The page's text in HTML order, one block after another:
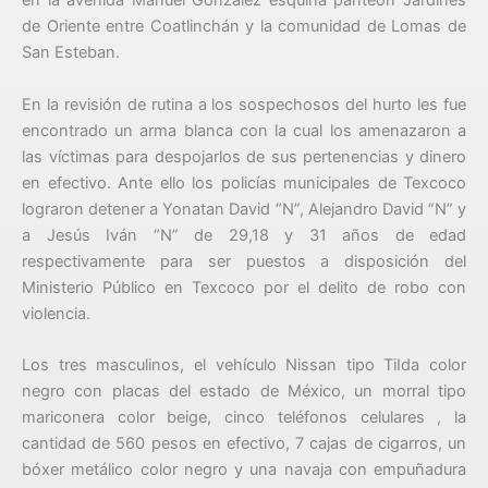
de Oriente entre Coatlinchán y la comunidad de Lomas de
San Esteban.
En la revisión de rutina a los sospechosos del hurto les fue
encontrado un arma blanca con la cual los amenazaron a
las víctimas para despojarlos de sus pertenencias y dinero
en efectivo. Ante ello los policías municipales de Texcoco
lograron detener a Yonatan David “N”, Alejandro David “N” y
a Jesús Iván “N” de 29,18 y 31 años de edad
respectivamente para ser puestos a disposición del
Ministerio Público en Texcoco por el delito de robo con
violencia.
Los tres masculinos, el vehículo Nissan tipo TiIda color
negro con placas del estado de México, un morral tipo
mariconera color beige, cinco teléfonos celulares , la
cantidad de 560 pesos en efectivo, 7 cajas de cigarros, un
bóxer metálico color negro y una navaja con empuñadura